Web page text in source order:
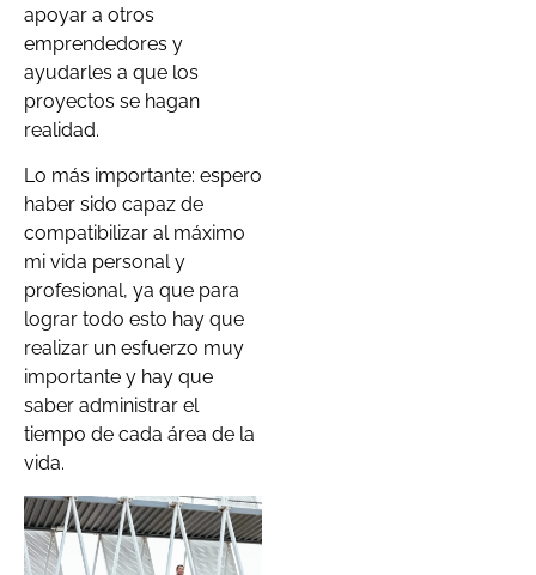
apoyar a otros
emprendedores y
ayudarles a que los
proyectos se hagan
realidad.
Lo más importante: espero
haber sido capaz de
compatibilizar al máximo
mi vida personal y
profesional, ya que para
lograr todo esto hay que
realizar un esfuerzo muy
importante y hay que
saber administrar el
tiempo de cada área de la
vida.